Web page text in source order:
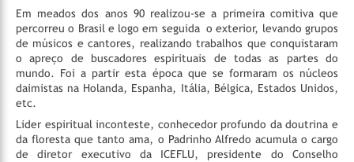
Em meados dos anos 90 realizou-se a primeira comitiva que
percorreu o Brasil e logo em seguida o exterior, levando grupos
de músicos e cantores, realizando trabalhos que conquistaram
o apreço de buscadores espirituais de todas as partes do
mundo. Foi a partir esta época que se formaram os núcleos
daimistas na Holanda, Espanha, Itália, Bélgica, Estados Unidos,
etc.
Lider espiritual inconteste, conhecedor profundo da doutrina e
da floresta que tanto ama, o Padrinho Alfredo acumula o cargo
de diretor executivo da ICEFLU, presidente do Conselho